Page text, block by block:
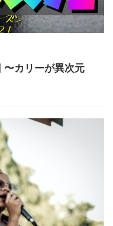
〜カリーが異次元